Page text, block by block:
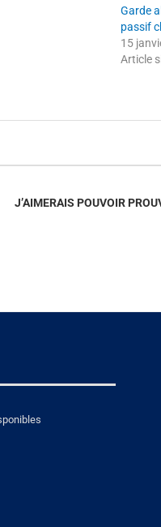
Garde
passif
15
Article
J’AIMERAIS POUVOIR